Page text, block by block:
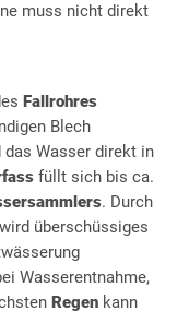
muss nicht direkt
Fallrohres
Blech
das Wasser direkt in
füllt sich bis ca.
. Durch
wird überschüssiges
Wasserentnahme,
Regen kann